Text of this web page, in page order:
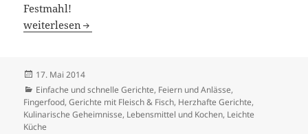
Festmahl!
Saftige Beefsteak-Hühnerbrust-Puffer – Einfach köstlich!
weiterlesen
Veröffentlicht
am
17. Mai 2014
Kategorien
Einfache und schnelle Gerichte, Feiern und Anlässe,
Fingerfood,Gerichte mit Fleisch & Fisch, Herzhafte Gerichte,
Kulinarische Geheimnisse, Lebensmittel und Kochen, Leichte
Küche